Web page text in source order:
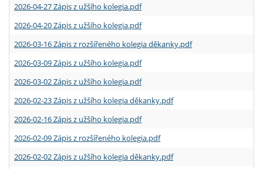
2026-04-27 Zápis z užšího kolegia.pdf
2026-04-20 Zápis z užšího kolegia.pdf
2026-03-16 Zápis z rozšířeného kolegia děkanky.pdf
2026-03-09 Zápis z užšího kolegia.pdf
2026-03-02 Zápis z užšího kolegia.pdf
2026-02-23 Zápis z užšího kolegia děkanky.pdf
2026-02-16 Zápis z užšího kolegia.pdf
2026-02-09 Zápis z rozšířeného kolegia.pdf
2026-02-02 Zápis z užšího kolegia děkanky.pdf